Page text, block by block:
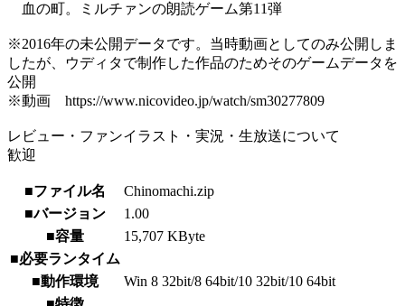
血の町。ミルチァンの朗読ゲーム第11弾
※2016年の未公開データです。当時動画としてのみ公開しま
したが、ウディタで制作した作品のためそのゲームデータを
公開
※動画 https://www.nicovideo.jp/watch/sm30277809
レビュー・ファンイラスト・実況・生放送について
歓迎
■ファイル名
Chinomachi.zip
■バージョン
1.00
■容量
15,707 KByte
■必要ランタイム
■動作環境
Win 8 32bit/8 64bit/10 32bit/10 64bit